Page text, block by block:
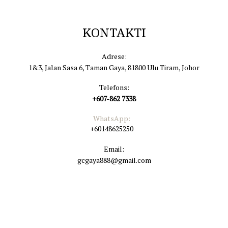
Filipino
Français
हिंदी
Հայերեն
Italiano
KONTAKTI
Adrese:
1&3, Jalan Sasa 6, Taman Gaya, 81800 Ulu Tiram, Johor
Telefons:
+607-862 7338
WhatsApp:
+60148625250
Email:
gcgaya888@gmail.com